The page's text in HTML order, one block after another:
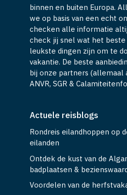
binnen en buiten Europa.
we op basis van een echt
checken alle informatie
check jij snel wat het
leukste dingen zijn om te
vakantie. De beste
bij onze partners (allemaal
ANVR, SGR &
Actuele reisblogs
Rondreis eilandhoppen op
eilanden
Ontdek de kust van de
badplaatsen &
Voordelen van de